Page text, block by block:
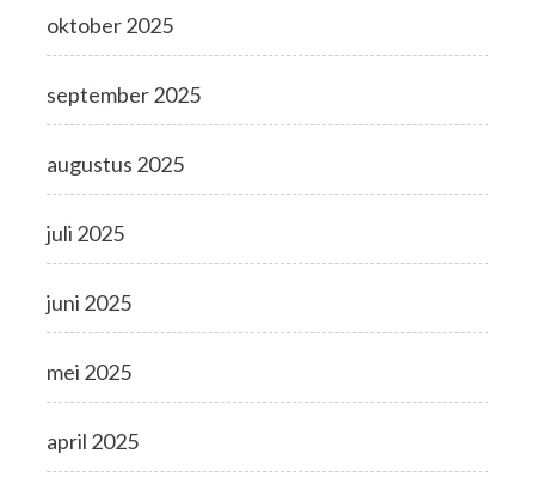
oktober 2025
september 2025
augustus 2025
juli 2025
juni 2025
mei 2025
april 2025